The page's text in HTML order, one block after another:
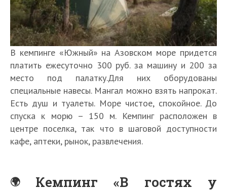
В кемпинге «Южный» на Азовском море придется
платить ежесуточно 300 руб. за машину и 200 за
место под палатку.Для них оборудованы
специальные навесы. Мангал можно взять напрокат.
Есть душ и туалеты. Море чистое, спокойное. До
спуска к морю – 150 м. Кемпинг расположен в
центре поселка, так что в шаговой доступности
кафе, аптеки, рынок, развлечения.
Кемпинг «В гостях у